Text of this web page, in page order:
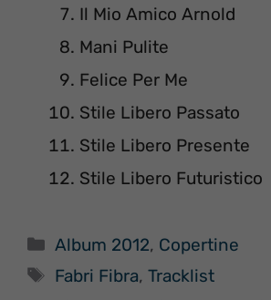
Il Mio Amico Arnold
Mani Pulite
Felice Per Me
Stile Libero Passato
Stile Libero Presente
Stile Libero Futuristico
Categorie
Album 2012, Copertine
Tag
Fabri Fibra,Tracklist